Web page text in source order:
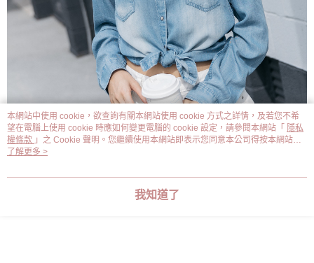
本網站中使用 cookie，欲查詢有關本網站使用 cookie 方式之詳情，及若您不希
望在電腦上使用 cookie 時應如何變更電腦的 cookie 設定，請參閱本網站「 隱私
權條款 」之 Cookie 聲明。您繼續使用本網站即表示您同意本公司得按本網站使
用條款之 Cookie 聲明使用 cookie。
了解更多 >
我知道了